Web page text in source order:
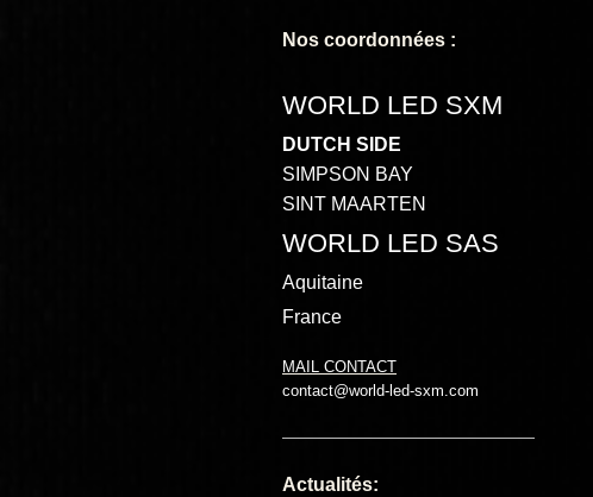
Nos coordonnées :
WORLD LED SXM
DUTCH SIDE
SIMPSON BAY
SINT MAARTEN
WORLD LED SAS
Aquitaine
France
MAIL CONTACT
contact@world-led-sxm.com
Actualités: